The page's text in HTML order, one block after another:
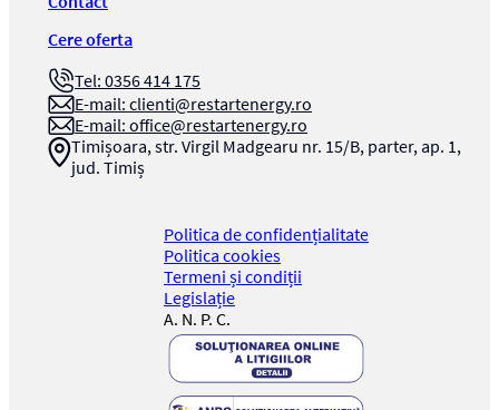
Cere oferta
Tel: 0356 414 175
E-mail: clienti@restartenergy.ro
E-mail: office@restartenergy.ro
Timișoara, str. Virgil Madgearu nr. 15/B, parter, ap. 1,
jud. Timiș
Politica de confidențialitate
Politica cookies
Termeni și condiții
Legislație
A. N. P. C.